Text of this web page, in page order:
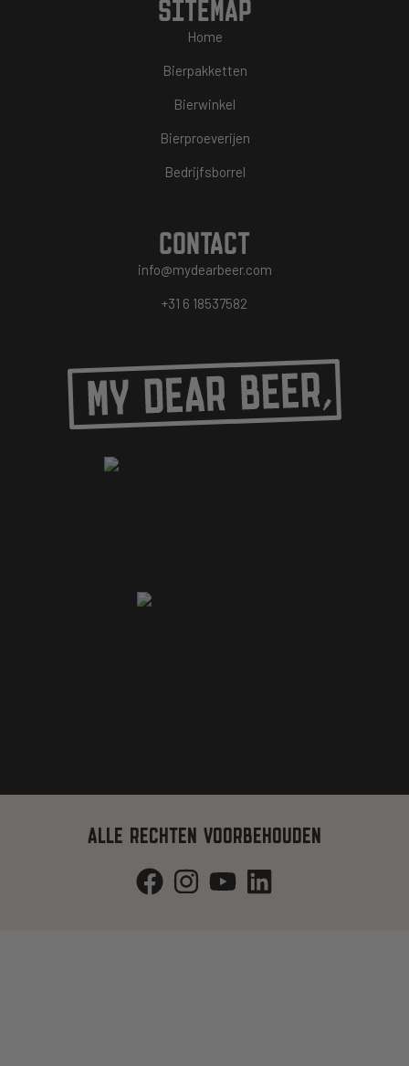
SITEMAP
Home
Bierpakketten
Bierwinkel
Bierproeverijen
Bedrijfsborrel
CONTACT
info@mydearbeer.com
+31 6 18537582
ALLE RECHTEN VOORBEHOUDEN